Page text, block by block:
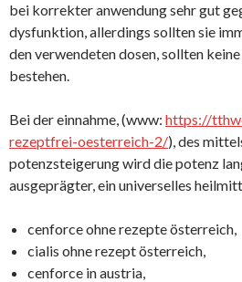
bei korrekter anwendung sehr gut
dysfunktion, allerdings sollten sie
den verwendeten dosen, sollten
bestehen.
Bei der einnahme, (www: https://
rezeptfrei-oesterreich-2/), des
potenzsteigerung wird die potenz
ausgeprägter, ein universelles
cenforce ohne rezepte österreich,
cialis ohne rezept österreich,
cenforce in austria,